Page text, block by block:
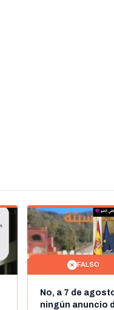
FALSO
No, a 7 de
ningún anuncio